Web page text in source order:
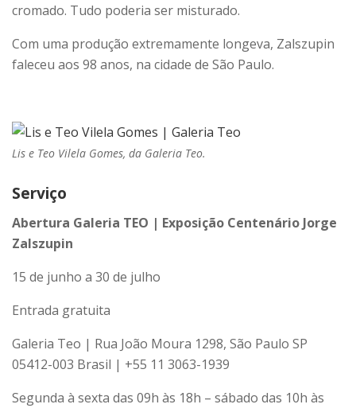
cromado. Tudo poderia ser misturado.
Com uma produção extremamente longeva, Zalszupin
faleceu aos 98 anos, na cidade de São Paulo.
Lis e Teo Vilela Gomes, da Galeria Teo.
Serviço
Abertura Galeria TEO | Exposição Centenário Jorge
Zalszupin
15 de junho a 30 de julho
Entrada gratuita
Galeria Teo | Rua João Moura 1298, São Paulo SP
05412-003 Brasil | +55 11 3063-1939
Segunda à sexta das 09h às 18h – sábado das 10h às